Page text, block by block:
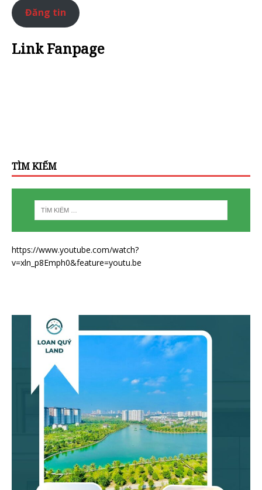
Đăng tin
Link Fanpage
TÌM KIẾM
https://www.youtube.com/watch?
v=xln_p8Emph0&feature=youtu.be